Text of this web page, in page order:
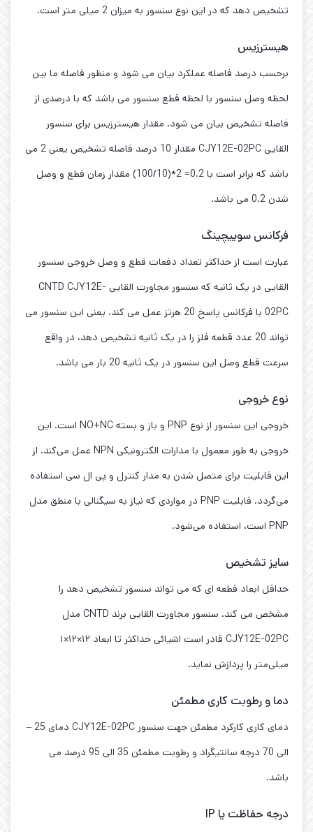
تشخیص دهد که در این نوع سنسور به میزان 2 میلی متر است.
هیسترزیس
برحسب درصد فاصله عملکرد بیان می شود و منظور فاصله ما بین
لحظه وصل سنسور با لحظه قطع سنسور می باشد که با درصدی از
فاصله تشخیص بیان می شود. مقدار هیسترزیس برای سنسور
القایی CJY12E-02PC مقدار 10 درصد فاصله تشخیص یعنی 2 می
باشد که برابر است با 0.2= 2*(100/10) مقدار زمان قطع و وصل
شدن 0.2 می باشد.
فرکانس سوییچینگ
عبارت است از حداکثر تعداد دفعات قطع و وصل خروجی سنسور
القایی در یک ثانیه که سنسور مجاورت القایی CNTD CJY12E-
02PC با فرکانس پاسخ 20 هرتز عمل می کند. یعنی این سنسور می
تواند 20 عدد قطعه فلز را در یک ثانیه تشخیص دهد، در واقع
سرعت قطع وصل این سنسور در یک ثانیه 20 بار می باشد.
نوع خروجی
خروجی این سنسور از نوع PNP و باز و بسته NO+NC است. این
خروجی به طور معمول با مدارات الکترونیکی NPN عمل می‌کند. از
این قابلیت برای متصل شدن به مدار کنترل و پی ال سی استفاده
می‌گردد. قابلیت PNP در مواردی که نیاز به سیگنالی با منطق مدل
PNP است، استفاده می‌شود.
سایز تشخیص
حداقل ابعاد قطعه ای که می تواند سنسور تشخیص دهد را
مشخص می کند. سنسور مجاورت القایی برند CNTD مدل
CJY12E-02PC قادر است اشیائی حداکثر تا ابعاد ۱۲×۱۲×۱
میلی‌متر را پردازش نماید.
دما و رطوبت کاری مطمئن
دمای کاری کارکرد مطمئن جهت سنسور CJY12E-02PC دمای 25 –
الی 70 درجه سانتیگراد و رطوبت مطمئن 35 الی 95 درصد می
باشد.
درجه حفاظت یا IP